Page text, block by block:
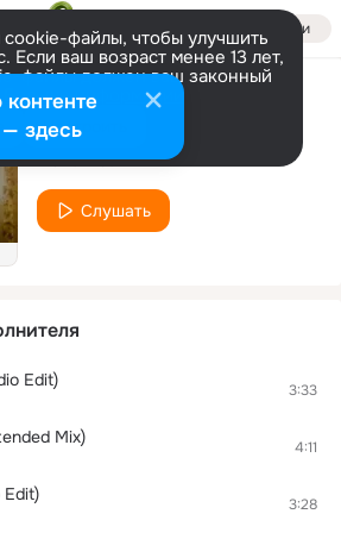
Войти
файлы, чтобы улучшить
Если ваш возраст менее 13 лет,
файлы должен ваш законный
Больше информации
Настроить
Diane
Mario Bischin
Слушать
Edit) 3:33
Mix) 4:11
Edit) 3:28
здесь